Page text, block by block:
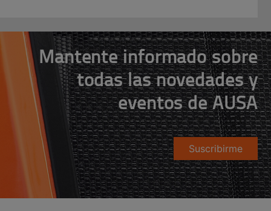
Mantente informado sobre
todas las novedades y
eventos de AUSA
Suscribirme